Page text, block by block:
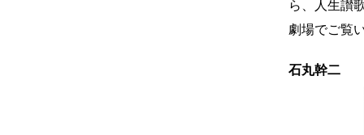
ら、人生讃
劇場でご覧
石丸幹二